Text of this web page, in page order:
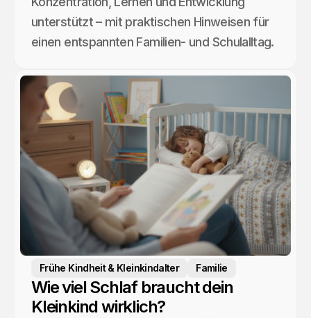
unterstützt – mit praktischen Hinweisen für
einen entspannten Familien- und Schulalltag.
Frühe Kindheit & Kleinkindalter Familie
Wie viel Schlaf braucht dein
Kleinkind wirklich?